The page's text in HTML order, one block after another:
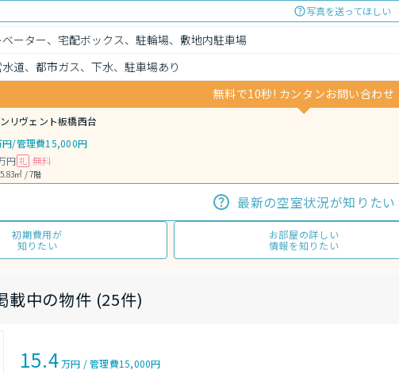
写真を送ってほしい
ベーター、宅配ボックス、駐輪場、敷地内駐車場
道、都市ガス、下水、駐車場あり
無料で10秒! カンタンお問い合わせ
リヴェント板橋西台
円/管理費15,000円
円 礼 無料
㎡ / 7階
最新の空室状況が知りたい
初期費用が
知りたい
お部屋の詳しい
情報を知りたい
載中の物件 (25件)
15.4万円 /管理費15,000円